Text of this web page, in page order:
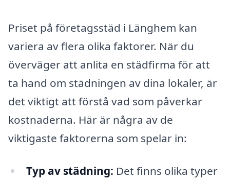
Priset på företagsstäd i Länghem kan
variera av flera olika faktorer. När du
överväger att anlita en städfirma för att
ta hand om städningen av dina lokaler, är
det viktigt att förstå vad som påverkar
kostnaderna. Här är några av de
viktigaste faktorerna som spelar in:
Typ av städning: Det finns olika typer